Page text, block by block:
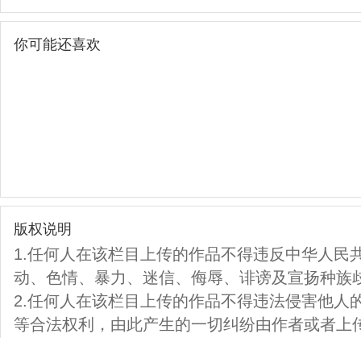
你可能还喜欢
版权说明
1.任何人在该栏目上传的作品不得违反中华人民
动、色情、暴力、迷信、侮辱、诽谤及宣扬种族
2.任何人在该栏目上传的作品不得违法侵害他人
等合法权利，由此产生的一切纠纷由作者或者上